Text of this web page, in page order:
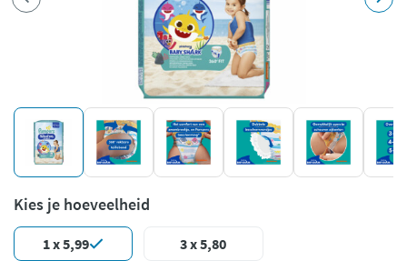
Kies je hoeveelheid
1 x 5,99 3 x 5,80